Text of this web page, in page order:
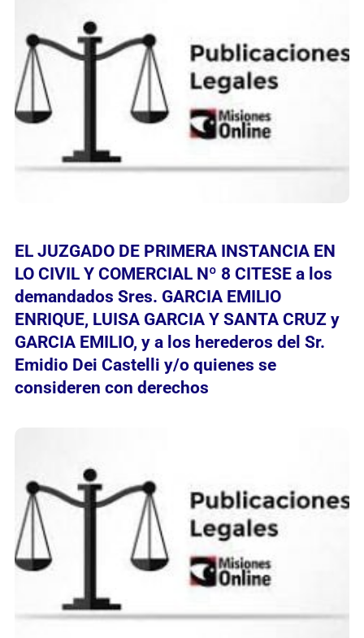
EL JUZGADO DE PRIMERA INSTANCIA EN
LO CIVIL Y COMERCIAL Nº 8 CITESE a los
demandados Sres. GARCIA EMILIO
ENRIQUE, LUISA GARCIA Y SANTA CRUZ y
GARCIA EMILIO, y a los herederos del Sr.
Emidio Dei Castelli y/o quienes se
consideren con derechos